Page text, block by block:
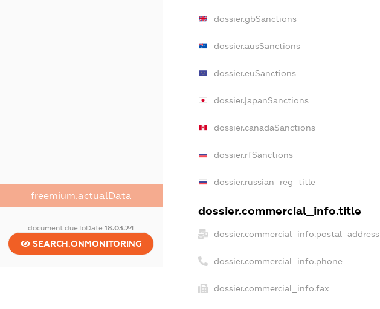
freemium.actualData
document.dueToDate18.03.24
SEARCH.ONMONITORING
dossier.gbSanctions
dossier.ausSanctions
dossier.euSanctions
dossier.japanSanctions
dossier.canadaSanctions
dossier.rfSanctions
dossier.russian_reg_title
dossier.commercial_info.title
dossier.commercial_info.postal_address
dossier.commercial_info.phone
dossier.commercial_info.fax